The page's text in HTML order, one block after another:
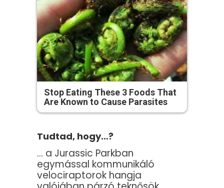
Stop Eating These 3 Foods That
Are Known to Cause Parasites
Tudtad, hogy…?
… a Jurassic Parkban
egymással kommunikáló
velociraptorok hangja